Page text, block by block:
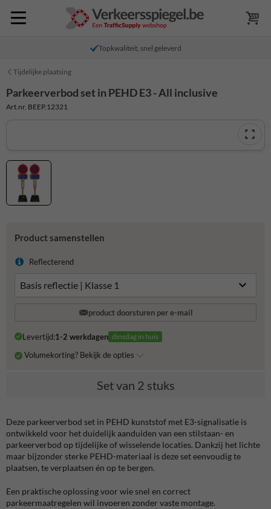
Topkwaliteit, snel geleverd
Tijdelijke plaatsing
Parkeerverbod set in PEHD E3 - All inclusive
Art.nr. BEEP.12321
Product samenstellen
Reflecterend
product doorsturen per e-mail
Levertijd:1-2 werkdagen dinsdag in huis
Volumekorting? Bekijk de opties
Set van 2 stuks
Deze parkeerverbod set in PEHD kunststof met E3-signalisatie is
ontwikkeld voor het duidelijk aanduiden van een stilstaan- en
parkeerverbod op tijdelijke of wisselende locaties. Dankzij het lichte
maar bijzonder sterke PEHD-materiaal is deze set eenvoudig te
plaatsen, te verplaatsen én op te bergen.
Een praktische oplossing voor wie snel en correct
parkeermaatregelen wil invoeren zonder vaste montage.